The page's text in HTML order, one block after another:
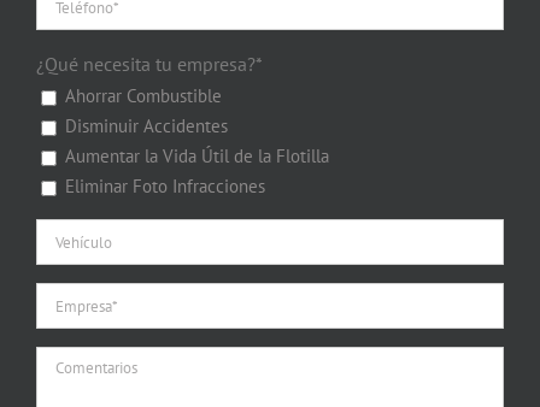
¿Qué necesita tu empresa?*
Ahorrar Combustible
Disminuir Accidentes
Aumentar la Vida Útil de la Flotilla
Eliminar Foto Infracciones